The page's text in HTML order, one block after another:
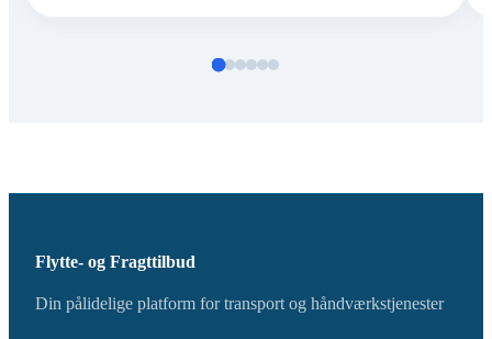
Flytte- og Fragttilbud
Din pålidelige platform for transport og håndværkstjenester